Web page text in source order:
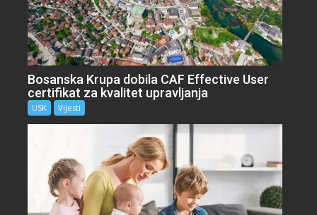
Bosanska Krupa dobila CAF Effective User
certifikat za kvalitet upravljanja
USK Vijesti